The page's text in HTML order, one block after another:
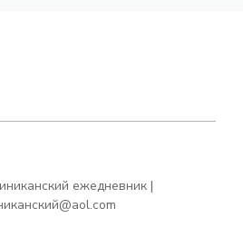
ежедневник |